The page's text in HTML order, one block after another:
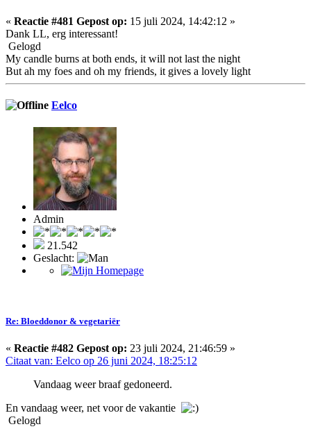
« Reactie #481 Gepost op: 15 juli 2024, 14:42:12 »
Dank LL, erg interessant!
Gelogd
My candle burns at both ends, it will not last the night
But ah my foes and oh my friends, it gives a lovely light
Eelco
Admin
21.542
Geslacht:
Re: Bloeddonor & vegetariër
« Reactie #482 Gepost op: 23 juli 2024, 21:46:59 »
Citaat van: Eelco op 26 juni 2024, 18:25:12
Vandaag weer braaf gedoneerd.
En vandaag weer, net voor de vakantie
Gelogd